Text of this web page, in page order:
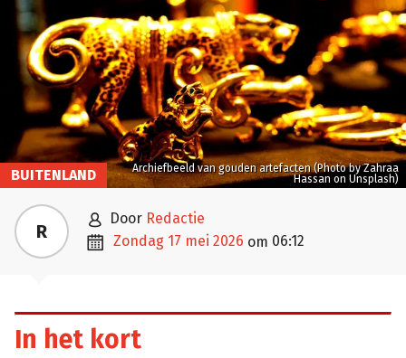
Archiefbeeld van gouden artefacten (Photo by Zahraa
Hassan on Unsplash)
BUITENLAND
R  door Redactie
 zondag 17 mei 2026 om 06:12
In het kort